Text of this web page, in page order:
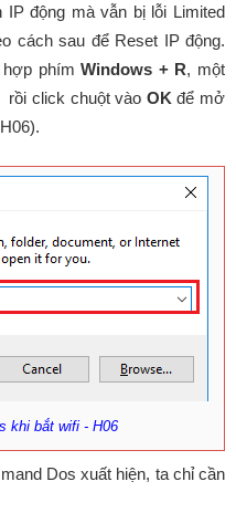
động mà vẫn bị lỗi Limited
cách sau để Reset IP động.
hợp phímWindows + R, một
rồi click chuột vào OK để mở
khi bắt wifi - H06
Dos xuất hiện, ta chỉ cần